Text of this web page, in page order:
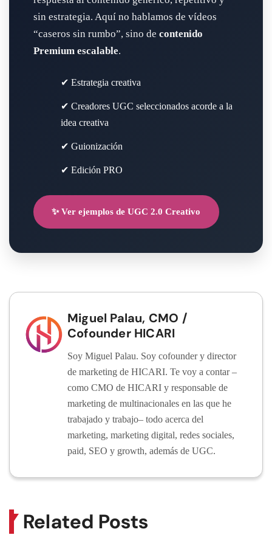
sin estrategia. Aquí no hablamos de vídeos
“caseros sin rumbo”, sino de contenido
Premium escalable.
✔ Estrategia creativa
✔ Creadores UGC seleccionados acorde a la
idea creativa
✔ Guionización
✔ Edición PRO
✨ Ver ejemplos de UGC 2.0 Creativo
Miguel Palau, CMO /
Cofounder HICARI
Soy Miguel Palau. Soy cofounder y director
de marketing de HICARI. Te voy a contar –
como CMO de HICARI y responsable de
marketing de multinacionales en las que he
trabajado y trabajo– todo acerca del
marketing, marketing digital, redes sociales,
paid, SEO y growth, además de UGC.
Related Posts